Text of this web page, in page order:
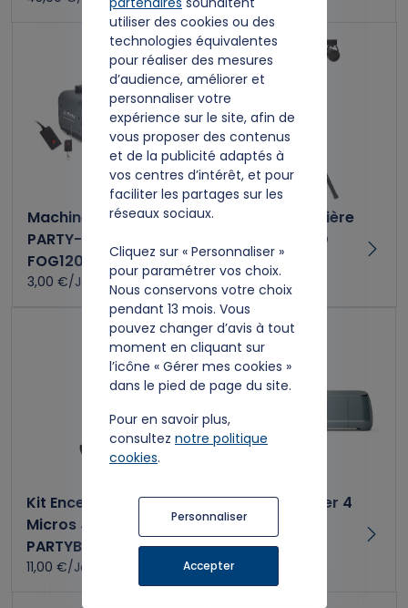
utiliser des cookies ou des
technologies équivalentes
pour réaliser des mesures
d’audience, améliorer et
personnaliser votre
expérience sur le site, afin de
vous proposer des contenus
et de la publicité adaptés à
vos centres d’intérêt, et pour
faciliter les partages sur les
réseaux sociaux.
Cliquez sur « Personnaliser »
pour paramétrer vos choix.
Nous conservons votre choix
pendant 13 mois. Vous
pouvez changer d’avis à tout
moment en cliquant sur
l’icône « Gérer mes cookies »
dans le pied de page du site.
Pour en savoir plus,
consultez notre politique
cookies.
Personnaliser
Accepter
Machine à fumée
PARTY-
FOG1200LED
3,00 €/Jour
Rampe de lumière
DJLIGHT85 LED
7,00 €/Jour
Kit Enceinte et
Micros JBL
PARTYBOX
11,00 €/Jour
Kit Cricut Maker 4
9,00 €/Jour